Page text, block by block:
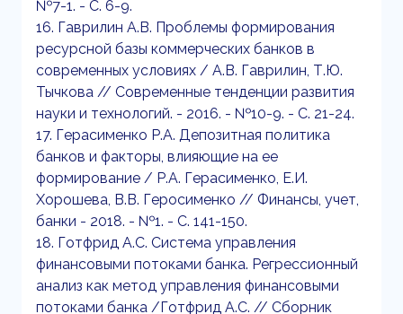
№7-1. - С. 6-9.
16. Гаврилин А.В. Проблемы формирования
ресурсной базы коммерческих банков в
современных условиях / А.В. Гаврилин, Т.Ю.
Тычкова // Современные тенденции развития
науки и технологий. - 2016. - №10-9. - С. 21-24.
17. Герасименко Р.А. Депозитная политика
банков и факторы, влияющие на ее
формирование / Р.А. Герасименко, Е.И.
Хорошева, В.В. Геросименко // Финансы, учет,
банки - 2018. - №1. - С. 141-150.
18. Готфрид А.С. Система управления
финансовыми потоками банка. Регрессионный
анализ как метод управления финансовыми
потоками банка /Готфрид А.С. // Сборник